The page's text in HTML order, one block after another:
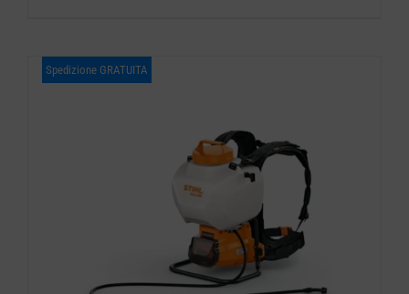
€ 159,00
Spedizione GRATUITA